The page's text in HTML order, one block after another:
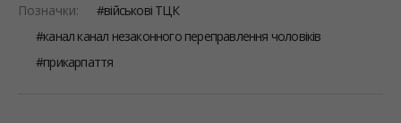
Позначки:
військові ТЦК
канал канал незаконного переправлення чоловіків
прикарпаття